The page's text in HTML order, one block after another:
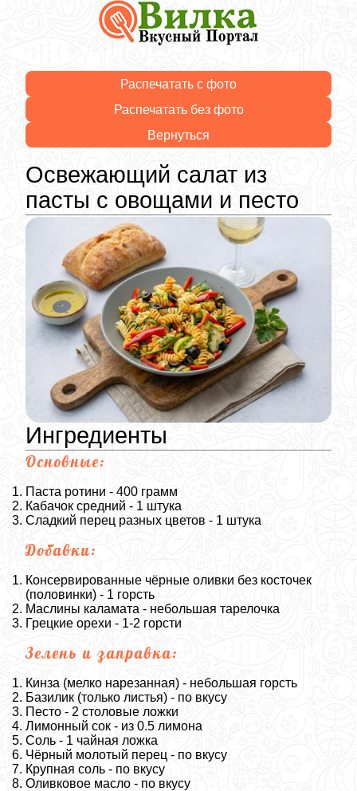
Распечатать с фото
Распечатать без фото
Вернуться
Освежающий салат из
пасты с овощами и песто
Ингредиенты
Основные:
Паста ротини - 400 грамм
Кабачок средний - 1 штука
Сладкий перец разных цветов - 1 штука
Добавки:
Консервированные чёрные оливки без косточек
(половинки) - 1 горсть
Маслины каламата - небольшая тарелочка
Грецкие орехи - 1-2 горсти
Зелень и заправка:
Кинза (мелко нарезанная) - небольшая горсть
Базилик (только листья) - по вкусу
Песто - 2 столовые ложки
Лимонный сок - из 0.5 лимона
Соль - 1 чайная ложка
Чёрный молотый перец - по вкусу
Крупная соль - по вкусу
Оливковое масло - по вкусу